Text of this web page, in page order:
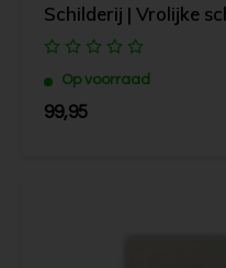
Schilderij | Vrolijke
Op voorraad
99,95